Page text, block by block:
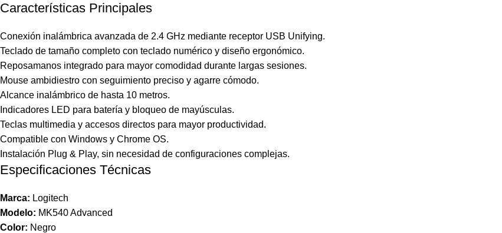
Características Principales
Conexión inalámbrica avanzada de 2.4 GHz mediante receptor USB Unifying.
Teclado de tamaño completo con teclado numérico y diseño ergonómico.
Reposamanos integrado para mayor comodidad durante largas sesiones.
Mouse ambidiestro con seguimiento preciso y agarre cómodo.
Alcance inalámbrico de hasta 10 metros.
Indicadores LED para batería y bloqueo de mayúsculas.
Teclas multimedia y accesos directos para mayor productividad.
Compatible con Windows y Chrome OS.
Instalación Plug & Play, sin necesidad de configuraciones complejas.
Especificaciones Técnicas
Marca: Logitech
Modelo: MK540 Advanced
Color: Negro